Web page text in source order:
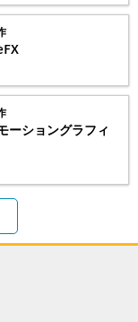
ーショングラフィ